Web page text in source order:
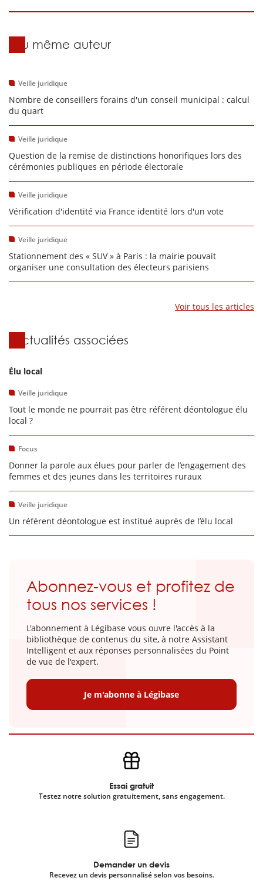
Du même auteur
Veille juridique
Nombre de conseillers forains d'un conseil municipal : calcul
du quart
Veille juridique
Question de la remise de distinctions honorifiques lors des
cérémonies publiques en période électorale
Veille juridique
Vérification d'identité via France identité lors d'un vote
Veille juridique
Stationnement des « SUV » à Paris : la mairie pouvait
organiser une consultation des électeurs parisiens
Voir tous les articles
Actualités associées
Élu local
Veille juridique
Tout le monde ne pourrait pas être référent déontologue élu
local ?
Focus
Donner la parole aux élues pour parler de l’engagement des
femmes et des jeunes dans les territoires ruraux
Veille juridique
Un référent déontologue est institué auprès de l’élu local
Abonnez-vous et profitez de
tous nos services !
L'abonnement à Légibase vous ouvre l'accès à la
bibliothèque de contenus du site, à notre Assistant
Intelligent et aux réponses personnalisées du Point
de vue de l'expert.
Je m'abonne à Légibase
Essai gratuit
Testez notre solution gratuitement, sans engagement.
Demander un devis
Recevez un devis personnalisé selon vos besoins.